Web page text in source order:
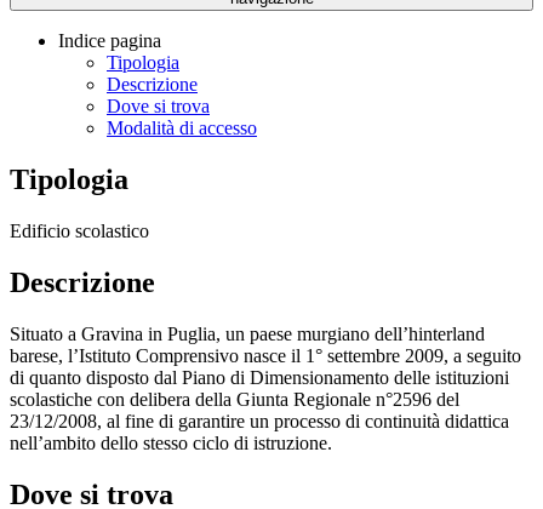
Indice pagina
Tipologia
Descrizione
Dove si trova
Modalità di accesso
Tipologia
Edificio scolastico
Descrizione
Situato a Gravina in Puglia, un paese murgiano dell’hinterland
barese, l’Istituto Comprensivo nasce il 1° settembre 2009, a seguito
di quanto disposto dal Piano di Dimensionamento delle istituzioni
scolastiche con delibera della Giunta Regionale n°2596 del
23/12/2008, al fine di garantire un processo di continuità didattica
nell’ambito dello stesso ciclo di istruzione.
Dove si trova